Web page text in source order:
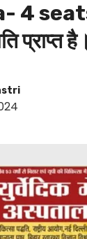
4
प्राप्त है।